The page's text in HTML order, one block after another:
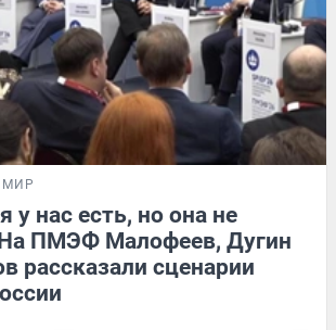
МИР
у нас есть, но она не
На ПМЭФ Малофеев, Дугин
рассказали сценарии